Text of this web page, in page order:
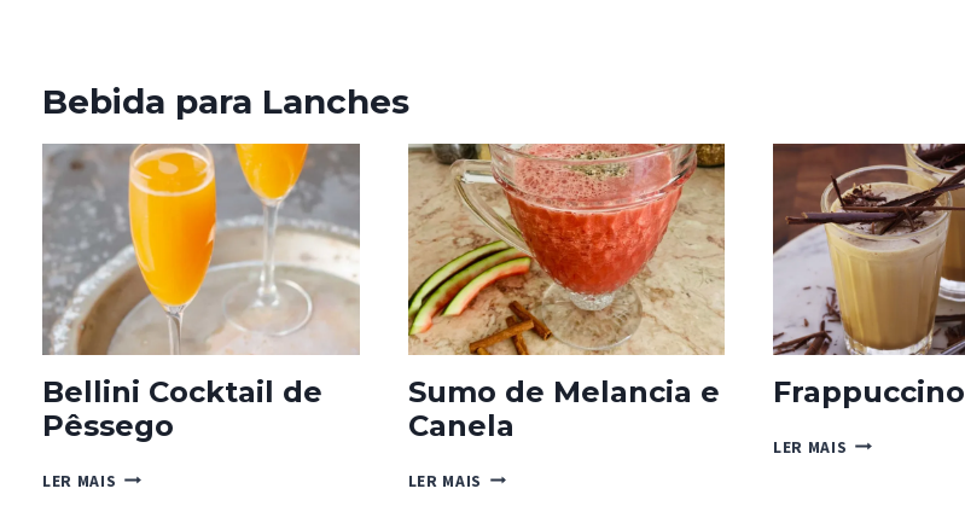
Bebida para Lanches
Bellini Cocktail de
Pêssego
LER MAIS BELLINI
Sumo de Melancia e
Canela
LER MAIS SUMO
Frappuccino
LER MAIS FRAPPUCCINO